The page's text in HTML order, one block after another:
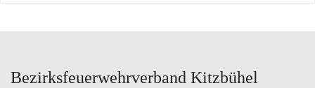
Bezirksfeuerwehrverband Kitzbühel